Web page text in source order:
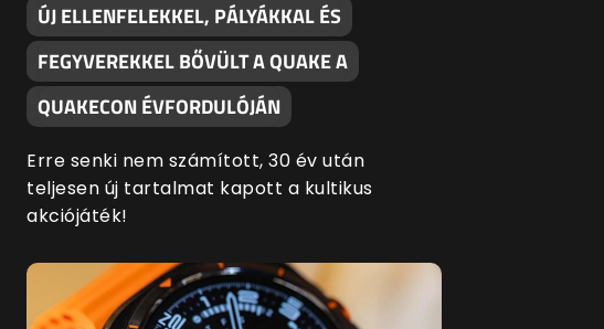
ÚJ ELLENFELEKKEL, PÁLYÁKKAL ÉS
FEGYVEREKKEL BŐVÜLT A QUAKE A
QUAKECON ÉVFORDULÓJÁN
Erre senki nem számított, 30 év után
teljesen új tartalmat kapott a kultikus
akciójáték!